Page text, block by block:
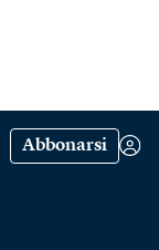
Abbonarsi